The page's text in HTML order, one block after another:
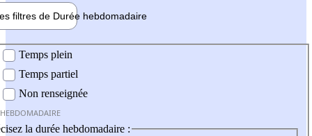
filtres de Durée hebdomadaire
Temps plein
Temps partiel
Non renseignée
la durée hebdomadaire :